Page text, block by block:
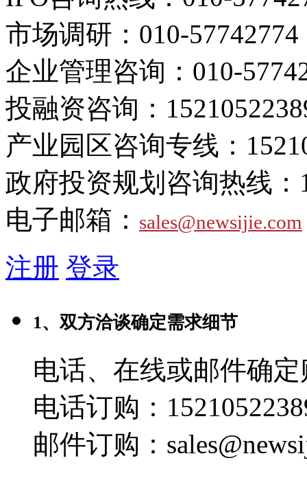
市场调研： 010-57742774
企业管理咨询： 010-
投融资咨询：
产业园区咨询专线：
政府投资规划咨询热线：
电子邮箱： sales@newsijie.com
注册 登录
1、双方洽谈确定需求细节
电话、在线或邮件确
电话订购：
邮件订购：